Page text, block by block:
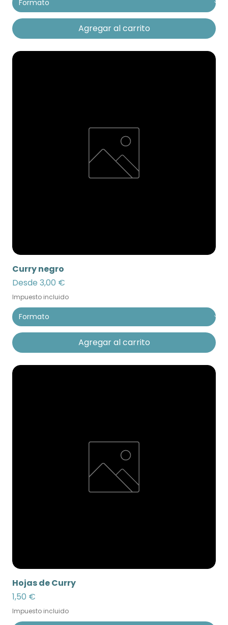
Agregar al carrito
Curry negro
Desde 3,00 €
Precio de oferta
Impuesto incluido
Agregar al carrito
Hojas de Curry
Precio
1,50 €
Impuesto incluido